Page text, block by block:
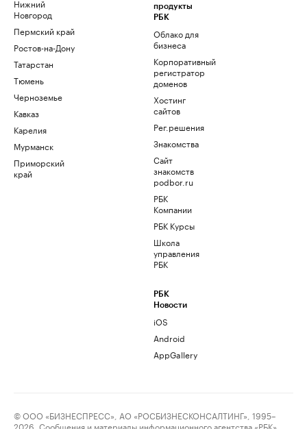
Нижний
Новгород
Пермский край
Ростов-на-Дону
Татарстан
Тюмень
Черноземье
Кавказ
Карелия
Мурманск
Приморский
край
продукты
РБК
Облако для
бизнеса
Корпоративный
регистратор
доменов
Хостинг
сайтов
Рег.решения
Знакомства
Сайт
знакомств
podbor.ru
РБК
Компании
РБК Курсы
Школа
управления
РБК
РБК
Новости
iOS
Android
AppGallery
© ООО «БИЗНЕСПРЕСС», АО «РОСБИЗНЕСКОНСАЛТИНГ», 1995–
2026. Сообщения и материалы информационного агентства «РБК»